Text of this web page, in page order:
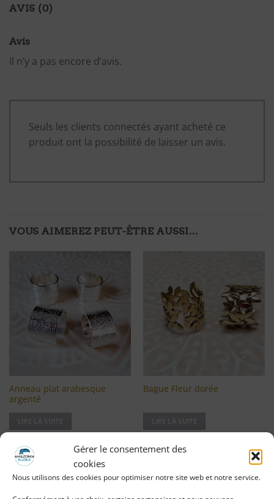
Gérer le consentement des
cookies
Nous utilisons des cookies pour optimiser notre site web et notre service.
AVIS (0)
Avis
Il n’y a pas encore d’avis.
Seuls les clients connectés ayant acheté ce
produit ont la possibilité de laisser un avis.
VOUS AIMEREZ PEUT-ÊTRE AUSSI…
Ajouter
à ma
liste
Anneau plat arabesque
argenté
Se connecter pour voir le
prix
à ma
liste
d'envies
Bague Fleur dorée
Se connecter pour voir le